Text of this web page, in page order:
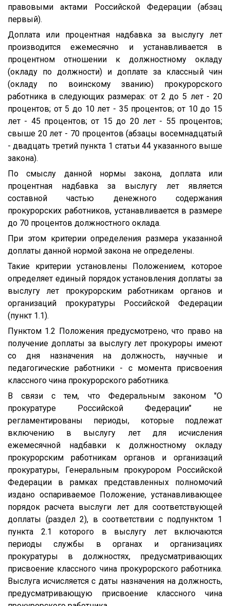
правовыми актами Российской Федерации (абзац
первый).
Доплата или процентная надбавка за выслугу лет
производится ежемесячно и устанавливается в
процентном отношении к должностному окладу
(окладу по должности) и доплате за классный чин
(окладу по воинскому званию) прокурорского
работника в следующих размерах: от 2 до 5 лет - 20
процентов; от 5 до 10 лет - 35 процентов; от 10 до 15
лет - 45 процентов; от 15 до 20 лет - 55 процентов;
свыше 20 лет - 70 процентов (абзацы восемнадцатый
- двадцать третий пункта 1 статьи 44 указанного выше
закона).
По смыслу данной нормы закона, доплата или
процентная надбавка за выслугу лет является
составной частью денежного содержания
прокурорских работников, устанавливается в размере
до 70 процентов должностного оклада.
При этом критерии определения размера указанной
доплаты данной нормой закона не определены.
Такие критерии установлены Положением, которое
определяет единый порядок установления доплаты за
выслугу лет прокурорским работникам органов и
организаций прокуратуры Российской Федерации
(пункт 1.1).
Пунктом 1.2 Положения предусмотрено, что право на
получение доплаты за выслугу лет прокуроры имеют
со дня назначения на должность, научные и
педагогические работники - с момента присвоения
классного чина прокурорского работника.
В связи с тем, что Федеральным законом "О
прокуратуре Российской Федерации" не
регламентированы периоды, которые подлежат
включению в выслугу лет для исчисления
ежемесячной надбавки к должностному окладу
прокурорским работникам органов и организаций
прокуратуры, Генеральным прокурором Российской
Федерации в рамках представленных полномочий
издано оспариваемое Положение, устанавливающее
порядок расчета выслуги лет для соответствующей
доплаты (раздел 2), в соответствии с подпунктом 1
пункта 2.1 которого в выслугу лет включаются
периоды службы в органах и организациях
прокуратуры в должностях, предусматривающих
присвоение классного чина прокурорского работника.
Выслуга исчисляется с даты назначения на должность,
предусматривающую присвоение классного чина